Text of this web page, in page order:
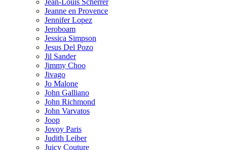
Jean-Louis Scherrer
Jeanne en Provence
Jennifer Lopez
Jeroboam
Jessica Simpson
Jesus Del Pozo
Jil Sander
Jimmy Choo
Jivago
Jo Malone
John Galliano
John Richmond
John Varvatos
Joop
Jovoy Paris
Judith Leiber
Juicy Couture